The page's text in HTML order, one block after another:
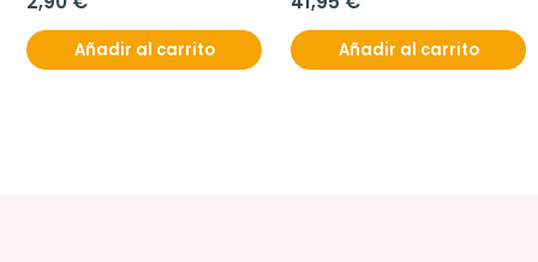
Añadir al carrito Añadir al carrito